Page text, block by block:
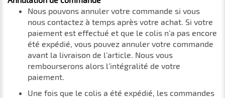
Nous pouvons annuler votre commande si vous
nous contactez à temps après votre achat. Si votre
paiement est effectué et que le colis n’a pas encore
été expédié, vous pouvez annuler votre commande
avant la livraison de l’article. Nous vous
rembourserons alors l’intégralité de votre
paiement.
Une fois que le colis a été expédié, les commandes